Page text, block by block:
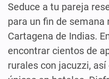
Seduce a tu pareja
para un fin de semana
Cartagena de Indias.
encontrar cientos de
rurales con jacuzzi,